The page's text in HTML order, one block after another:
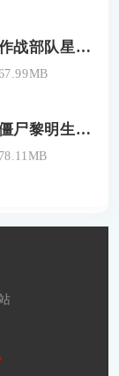
作战部队星际围攻手机版下载
僵尸黎明生存中文版
78.11MB